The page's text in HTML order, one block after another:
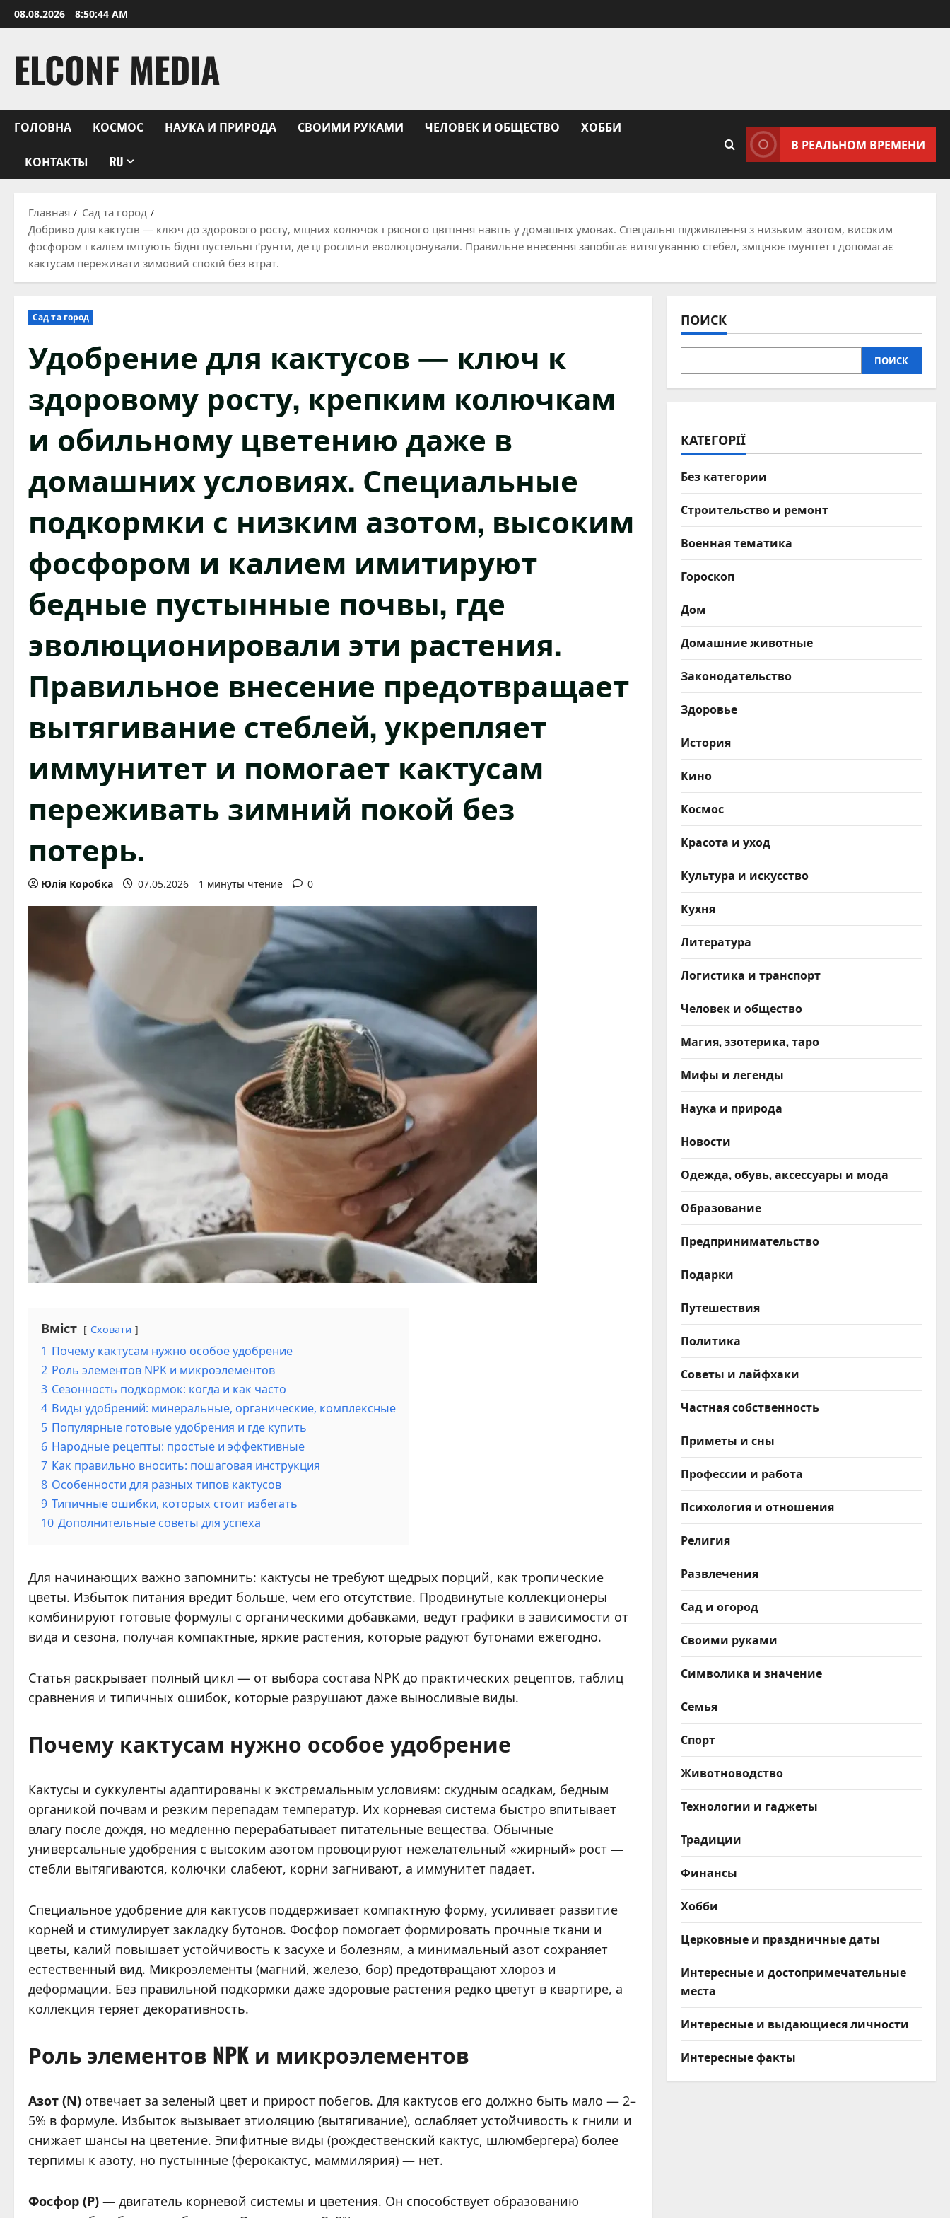
Перейти
к
08.08.2026 8:50:45 AM
ELCONF MEDIA
ГОЛОВНА КОСМОС НАУКА И ПРИРОДА СВОИМИ РУКАМИ ЧЕЛОВЕК И ОБЩЕСТВО ХОББИ
КОНТАКТЫ RU
В РЕАЛЬНОМ ВРЕМЕНИ
Главная
Сад та город
Добриво для кактусів — ключ до здорового росту, міцних колючок і рясного цвітіння навіть у домашніх умовах. Спеціальні підживлення з низьким азотом, високим
фосфором і калієм імітують бідні пустельні ґрунти, де ці рослини еволюціонували. Правильне внесення запобігає витягуванню стебел, зміцнює імунітет і допомагає
кактусам переживати зимовий спокій без втрат.
Сад та город
Удобрение для кактусов — ключ к
здоровому росту, крепким колючкам
и обильному цветению даже в
домашних условиях. Специальные
подкормки с низким азотом, высоким
фосфором и калием имитируют
бедные пустынные почвы, где
эволюционировали эти растения.
Правильное внесение предотвращает
вытягивание стеблей, укрепляет
иммунитет и помогает кактусам
переживать зимний покой без
потерь.
Юлія Коробка 07.05.2026 1 минуты чтение 0
Вміст Сховати
1 Почему кактусам нужно особое удобрение
2 Роль элементов NPK и микроэлементов
3 Сезонность подкормок: когда и как часто
4 Виды удобрений: минеральные, органические, комплексные
5 Популярные готовые удобрения и где купить
6 Народные рецепты: простые и эффективные
7 Как правильно вносить: пошаговая инструкция
8 Особенности для разных типов кактусов
9 Типичные ошибки, которых стоит избегать
10 Дополнительные советы для успеха
Для начинающих важно запомнить: кактусы не требуют щедрых порций, как тропические
цветы. Избыток питания вредит больше, чем его отсутствие. Продвинутые коллекционеры
комбинируют готовые формулы с органическими добавками, ведут графики в зависимости от
вида и сезона, получая компактные, яркие растения, которые радуют бутонами ежегодно.
Статья раскрывает полный цикл — от выбора состава NPK до практических рецептов, таблиц
сравнения и типичных ошибок, которые разрушают даже выносливые виды.
Почему кактусам нужно особое удобрение
Кактусы и суккуленты адаптированы к экстремальным условиям: скудным осадкам, бедным
органикой почвам и резким перепадам температур. Их корневая система быстро впитывает
влагу после дождя, но медленно перерабатывает питательные вещества. Обычные
универсальные удобрения с высоким азотом провоцируют нежелательный «жирный» рост —
стебли вытягиваются, колючки слабеют, корни загнивают, а иммунитет падает.
Специальное удобрение для кактусов поддерживает компактную форму, усиливает развитие
корней и стимулирует закладку бутонов. Фосфор помогает формировать прочные ткани и
цветы, калий повышает устойчивость к засухе и болезням, а минимальный азот сохраняет
естественный вид. Микроэлементы (магний, железо, бор) предотвращают хлороз и
деформации. Без правильной подкормки даже здоровые растения редко цветут в квартире, а
коллекция теряет декоративность.
Роль элементов NPK и микроэлементов
Азот (N) отвечает за зеленый цвет и прирост побегов. Для кактусов его должно быть мало — 2–
5% в формуле. Избыток вызывает этиоляцию (вытягивание), ослабляет устойчивость к гнили и
снижает шансы на цветение. Эпифитные виды (рождественский кактус, шлюмбергера) более
терпимы к азоту, но пустынные (ферокактус, маммилярия) — нет.
Фосфор (P) — двигатель корневой системы и цветения. Он способствует образованию
ПОИСК
ПОИСК
КАТЕГОРІЇ
Без категории
Строительство и ремонт
Военная тематика
Гороскоп
Дом
Домашние животные
Законодательство
Здоровье
История
Кино
Космос
Красота и уход
Культура и искусство
Кухня
Литература
Логистика и транспорт
Человек и общество
Магия, эзотерика, таро
Мифы и легенды
Наука и природа
Новости
Одежда, обувь, аксессуары и мода
Образование
Предпринимательство
Подарки
Путешествия
Политика
Советы и лайфхаки
Частная собственность
Приметы и сны
Профессии и работа
Психология и отношения
Религия
Развлечения
Сад и огород
Своими руками
Символика и значение
Семья
Спорт
Животноводство
Технологии и гаджеты
Традиции
Финансы
Хобби
Церковные и праздничные даты
Интересные и достопримечательные
места
Интересные и выдающиеся личности
Интересные факты